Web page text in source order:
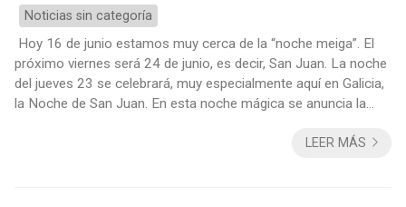
Noticias sin categoría
Hoy 16 de junio estamos muy cerca de la “noche meiga”. El
próximo viernes será 24 de junio, es decir, San Juan. La noche
del jueves 23 se celebrará, muy especialmente aquí en Galicia,
la Noche de San Juan. En esta noche mágica se anuncia la
rituales y tradiciones que año tras año se repiten desde hace
LEER MÁS